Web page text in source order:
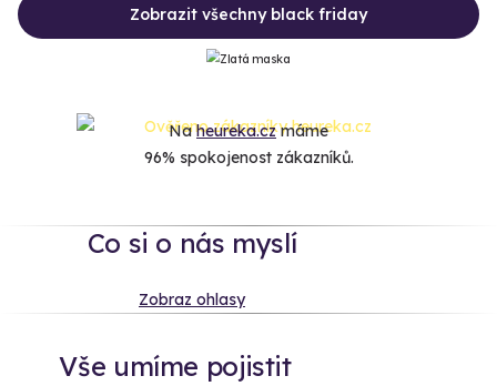
Zobrazit všechny black friday
Naheureka.czmáme
96% spokojenost zákazníků.
Co si o nás myslí
Zobraz ohlasy
Vše umíme pojistit